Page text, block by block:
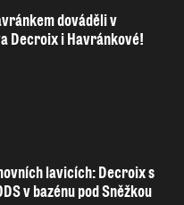
dováděli v
Decroix i Havránkové!
lavicích: Decroix s
v bazénu pod Sněžkou